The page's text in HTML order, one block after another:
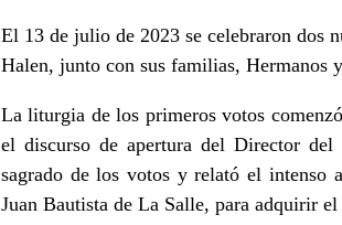
El 13 de julio de 2023 se celebraron dos
Halen, junto con sus familias, Hermanos
La liturgia de los primeros votos
el discurso de apertura del Director
sagrado de los votos y relató el intenso
Juan Bautista de La Salle, para adquirir